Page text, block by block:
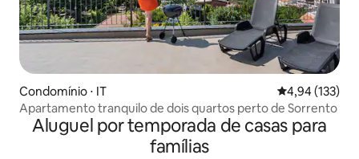
Condomínio ⋅ IT 4,94 de uma
4,94 (133)
Apartamento tranquilo de dois quartos perto de Sorrento
Aluguel por temporada de casas para
famílias